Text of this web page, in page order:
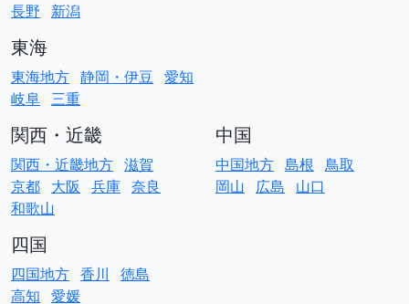
長野
新潟
東海
東海地方 静岡・伊豆 愛知
岐阜 三重
関西・近畿
関西・近畿地方 滋賀
京都 大阪 兵庫 奈良
和歌山
中国
中国地方 島根 鳥取
岡山
広島 山口
四国
四国地方 香川
徳島
高知 愛媛